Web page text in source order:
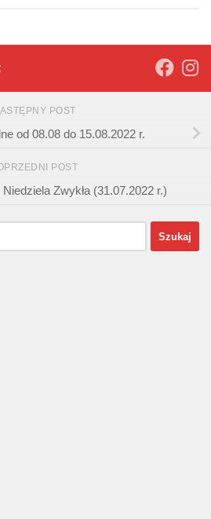
POST
od 08.08 do 15.08.2022 r.
POST
Zwykła (31.07.2022 r.)